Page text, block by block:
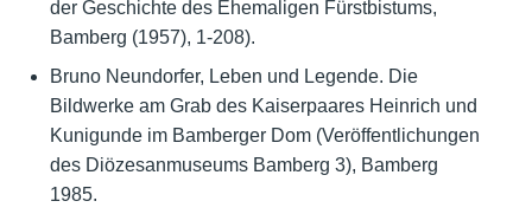
der Geschichte des Ehemaligen Fürstbistums,
Bamberg (1957), 1-208).
Bruno Neundorfer, Leben und Legende. Die
Bildwerke am Grab des Kaiserpaares Heinrich und
Kunigunde im Bamberger Dom (Veröffentlichungen
des Diözesanmuseums Bamberg 3), Bamberg
1985.